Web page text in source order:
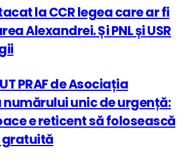
la CCR legea care ar fi
Alexandrei. Și PNL și USR
PRAF de Asociația
numărului unic de urgență:
e reticent să folosească
gratuită